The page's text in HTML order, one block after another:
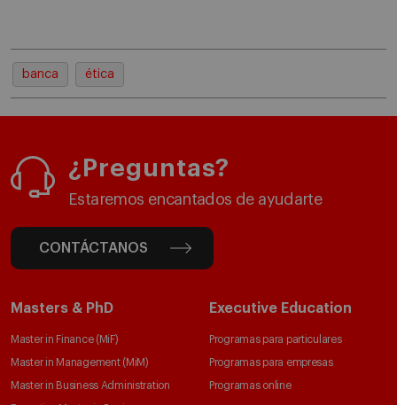
banca ética
¿Preguntas?
Estaremos encantados de ayudarte
CONTÁCTANOS
Masters & PhD
Master in Finance (MiF)
Master in Management (MiM)
Master in Business Administration
Executive Education
Programas para particulares
Programas para empresas
Programas online